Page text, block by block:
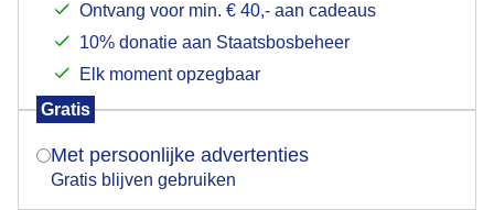
Ontvang voor min. € 40,- aan cadeaus
10% donatie aan Staatsbosbeheer
Elk moment opzegbaar
Gratis
Met persoonlijke advertenties
Gratis blijven gebruiken
Indien je hier nog geen akkoord op hebt gegeven,
verschijnt er zo een pop-up uit je browser waarin
Is goed, toon de popup